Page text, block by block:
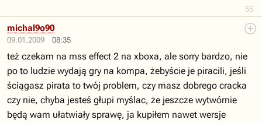
55
09.01.2009 08:35
michal9o90
też czekam na mss effect 2 na xboxa, ale sorry bardzo, nie
po to ludzie wydają gry na kompa, żebyście je piracili, jeśli
ściągasz pirata to twój problem, czy masz dobrego cracka
czy nie, chyba jesteś głupi myślac, że jeszcze wytwórnie
będą wam ułatwiały sprawę, ja kupiłem nawet wersje